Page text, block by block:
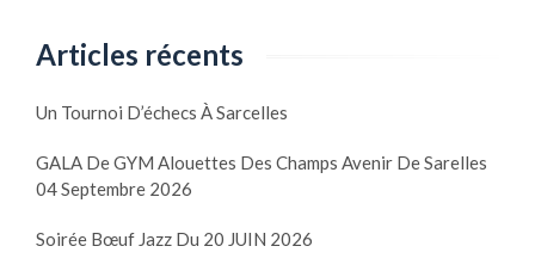
Articles récents
Un Tournoi D’échecs À Sarcelles
GALA De GYM Alouettes Des Champs Avenir De Sarelles
04 Septembre 2026
Soirée Bœuf Jazz Du 20 JUIN 2026